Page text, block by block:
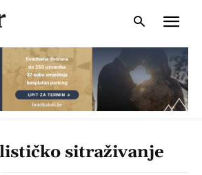
sitraživanje